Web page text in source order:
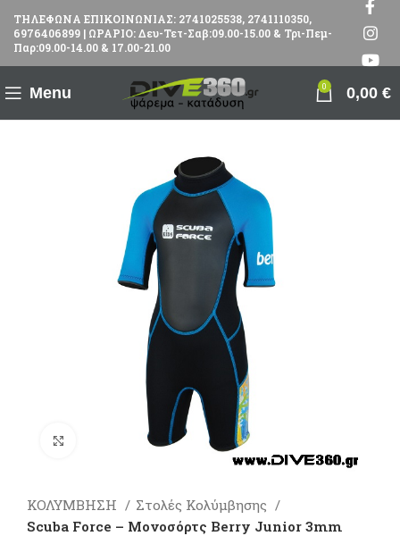
ΤΗΛΕΦΩΝΑ ΕΠΙΚΟΙΝΩΝΙΑΣ: 2741025538, 2741110350,
6976406899 | ΩΡΑΡΙΟ: Δευ-Τετ-Σαβ:09.00-15.00 & Τρι-Πεμ-
Παρ:09.00-14.00 & 17.00-21.00
Menu 0 0,00 €
Πατήστε για μεγέθυνση
ΚΟΛΥΜΒΗΣΗ
Στολές Κολύμβησης
Scuba Force – Μονοσόρτς Berry Junior 3mm